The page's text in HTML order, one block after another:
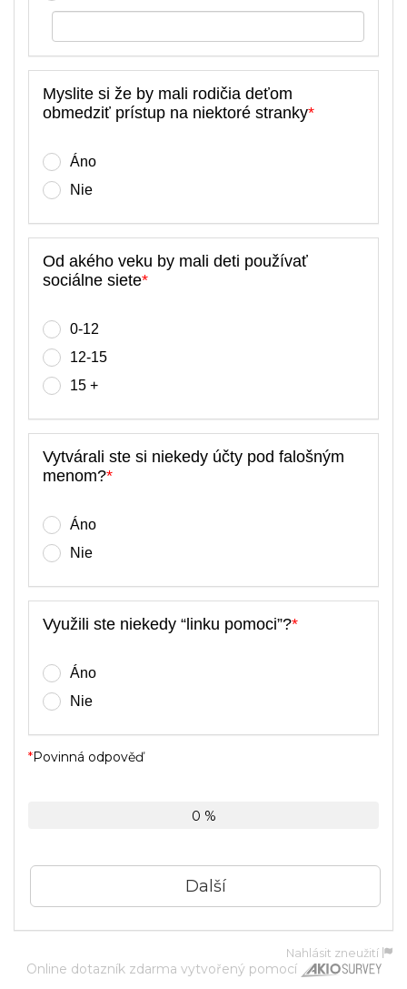
Myslite si že by mali rodičia deťom
obmedziť prístup na niektoré stranky*
Áno
Nie
Od akého veku by mali deti používať
sociálne siete*
0-12
12-15
15 +
Vytvárali ste si niekedy účty pod falošným
menom?*
Áno
Nie
Využili ste niekedy “linku pomoci”?*
Áno
Nie
*Povinná odpověď
0 %
Nahlásit zneužití
Online dotazník zdarma vytvořený pomocí